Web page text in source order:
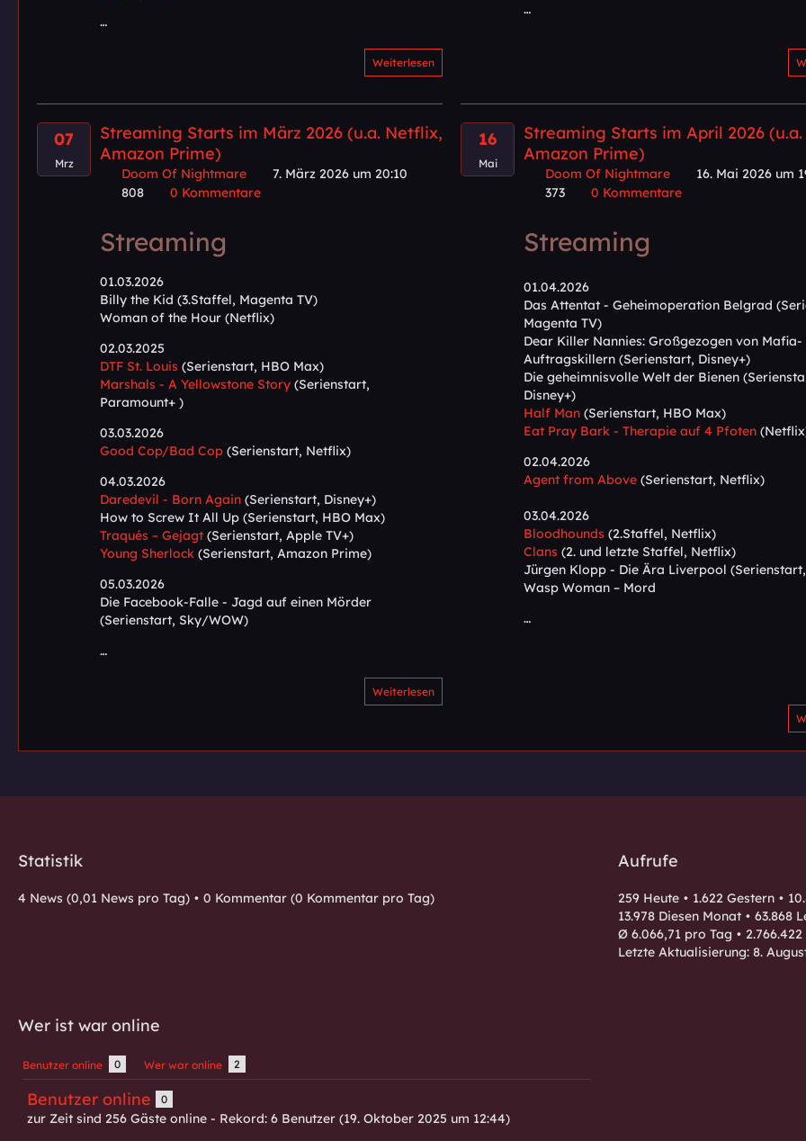
…
Weiterlesen
…
07
Mrz
Streaming Starts im März 2026 (u.a. Netflix,
Amazon Prime)
Doom Of Nightmare
7. März 2026 um 20:10
808
0 Kommentare
Streaming
01.03.2026
Billy the Kid (3.Staffel, Magenta TV)
Woman of the Hour (Netflix)
02.03.2025
DTF St. Louis (Serienstart, HBO Max)
Marshals - A Yellowstone Story (Serienstart,
Paramount+ )
03.03.2026
Good Cop/Bad Cop (Serienstart, Netflix)
04.03.2026
Daredevil - Born Again (Serienstart, Disney+)
How to Screw It All Up (Serienstart, HBO Max)
Traqués – Gejagt (Serienstart, Apple TV+)
Young Sherlock (Serienstart, Amazon Prime)
05.03.2026
Die Facebook-Falle - Jagd auf einen Mörder
(Serienstart, Sky/WOW)
…
Weiterlesen
16
Mai
Streaming Starts im April 2026
Amazon Prime)
Doom Of Nightmare
16. Mai 2026 um
373
0 Kommentare
Streaming
01.04.2026
Das Attentat - Geheimoperation Belgrad
Magenta TV)
Dear Killer Nannies: Großgezogen von Mafia-
Auftragskillern (Serienstart, Disney+)
Die geheimnisvolle Welt der Bienen
Disney+)
Half Man (Serienstart, HBO Max)
Eat Pray Bark - Therapie auf 4 Pfoten
02.04.2026
Agent from Above (Serienstart, Netflix)
03.04.2026
Bloodhounds (2.Staffel, Netflix)
Clans (2. und letzte Staffel, Netflix)
Jürgen Klopp - Die Ära Liverpool
Wasp Woman – Mord
…
Statistik
4 News (0,01 News pro Tag) 0 Kommentar (0 Kommentar pro Tag)
Aufrufe
259 Heute 1.622 Gestern
13.978 Diesen Monat
63.868
Ø 6.066,71 pro Tag
Letzte Aktualisierung: 8.
Wer ist war online
Benutzer online 0 Wer war online 2
Benutzer online 0
zur Zeit sind 256 Gäste online - Rekord: 6 Benutzer (19. Oktober 2025 um 12:44)